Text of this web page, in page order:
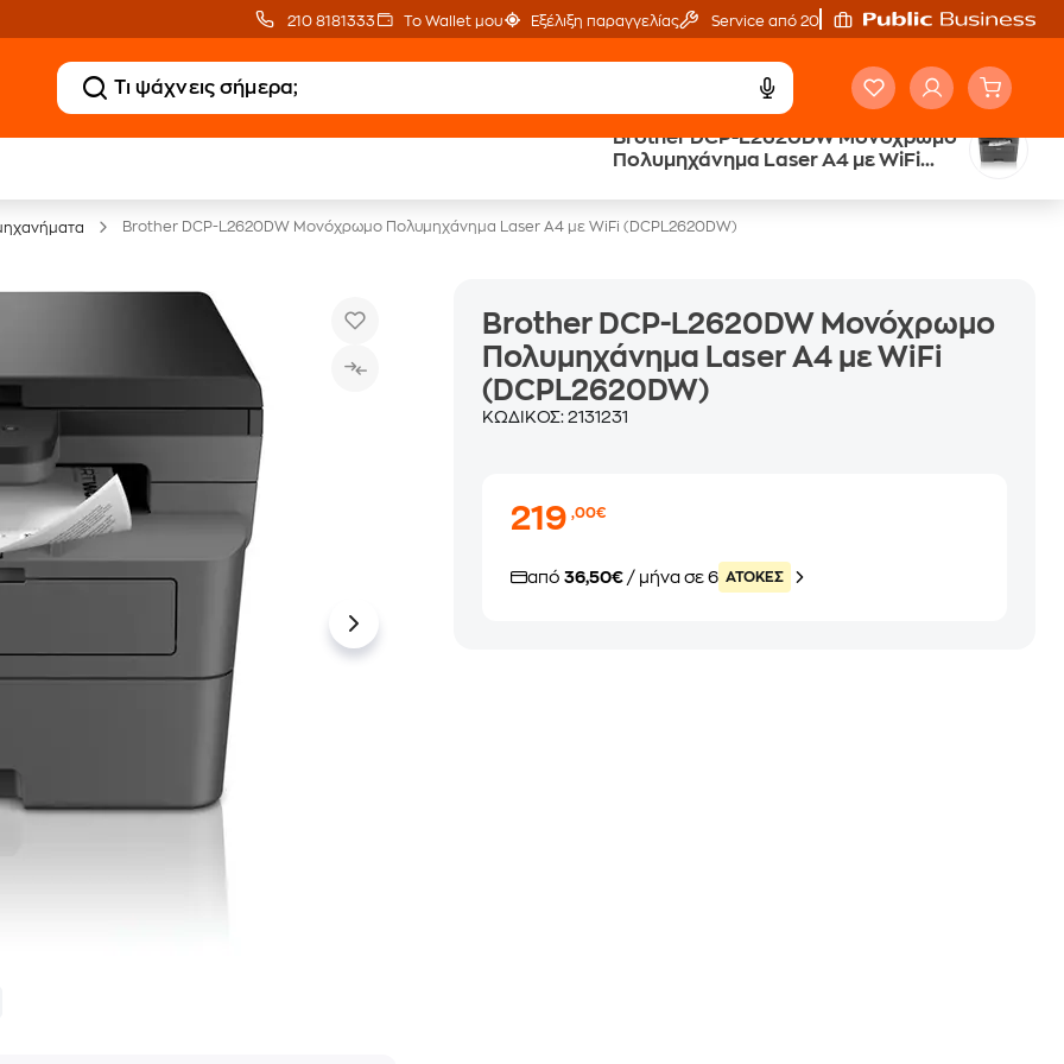
210 8181333 Το Wallet μου Εξέλιξη παραγγελίας Service από 20'
Brother DCP-L2620DW Μονόχρωμο
Πολυμηχάνημα Laser A4 με WiFi
Άτοκες Δόσεις
Brother DCP-L2620DW Μονόχρωμο Πολυμηχάνημα Laser A4 με WiFi (DCPL2620DW)
Brother DCP-L2620DW Μονόχρωμο
Πολυμηχάνημα Laser A4 με WiFi
(DCPL2620DW)
ΚΩΔΙΚΟΣ:2131231
219,00€
από36,50€ / μήνα σε 6 ATOKEΣ